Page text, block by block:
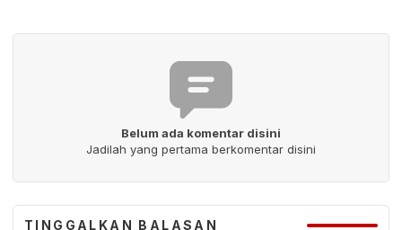
Belum ada komentar disini
Jadilah yang pertama berkomentar disini
TINGGALKAN BALASAN